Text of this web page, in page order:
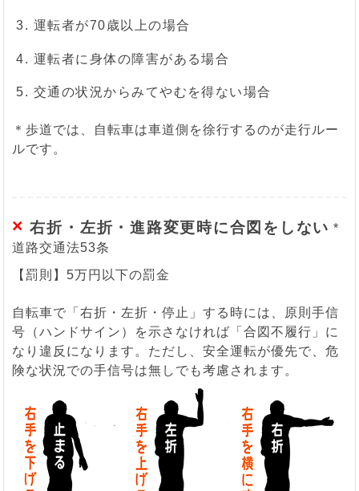
運転者が70歳以上の場合
運転者に身体の障害がある場合
交通の状況からみてやむを得ない場合
＊歩道では、自転車は車道側を徐行するのが走行ルー
ルです。
× 右折・左折・進路変更時に合図をしない *
道路交通法53条
【罰則】5万円以下の罰金
自転車で「右折・左折・停止」する時には、原則手信
号（ハンドサイン）を示さなければ「合図不履行」に
なり違反になります。ただし、安全運転が優先で、危
険な状況での手信号は無しでも考慮されます。